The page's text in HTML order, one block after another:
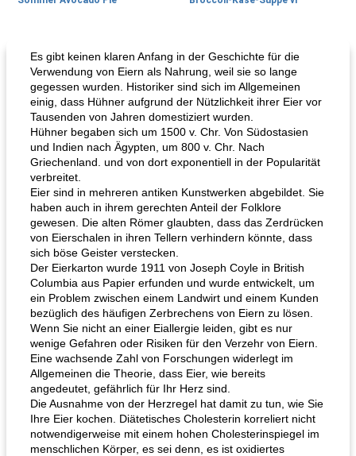
Karamell-Brownie-Kuchen Cilantro-Curry-Hühnersalat
Es gibt keinen klaren Anfang in der Geschichte für die
Verwendung von Eiern als Nahrung, weil sie so lange
gegessen wurden. Historiker sind sich im Allgemeinen
einig, dass Hühner aufgrund der Nützlichkeit ihrer Eier vor
Tausenden von Jahren domestiziert wurden.
Hühner begaben sich um 1500 v. Chr. Von Südostasien
und Indien nach Ägypten, um 800 v. Chr. Nach
Griechenland. und von dort exponentiell in der Popularität
verbreitet.
Eier sind in mehreren antiken Kunstwerken abgebildet. Sie
haben auch in ihrem gerechten Anteil der Folklore
gewesen. Die alten Römer glaubten, dass das Zerdrücken
von Eierschalen in ihren Tellern verhindern könnte, dass
sich böse Geister verstecken.
Der Eierkarton wurde 1911 von Joseph Coyle in British
Columbia aus Papier erfunden und wurde entwickelt, um
ein Problem zwischen einem Landwirt und einem Kunden
bezüglich des häufigen Zerbrechens von Eiern zu lösen.
Wenn Sie nicht an einer Eiallergie leiden, gibt es nur
wenige Gefahren oder Risiken für den Verzehr von Eiern.
Eine wachsende Zahl von Forschungen widerlegt im
Allgemeinen die Theorie, dass Eier, wie bereits
angedeutet, gefährlich für Ihr Herz sind.
Die Ausnahme von der Herzregel hat damit zu tun, wie Sie
Ihre Eier kochen. Diätetisches Cholesterin korreliert nicht
notwendigerweise mit einem hohen Cholesterinspiegel im
menschlichen Körper, es sei denn, es ist oxidiertes